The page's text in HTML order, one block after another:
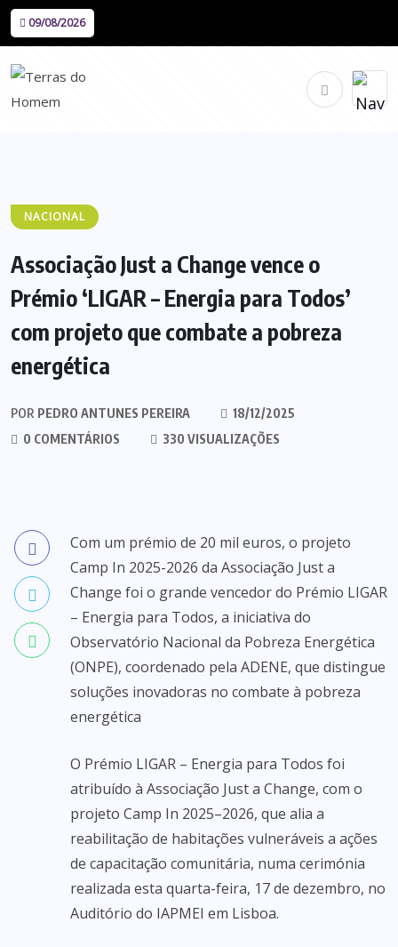
09/08/2026
NACIONAL
Associação Just a Change vence o
Prémio ‘LIGAR – Energia para Todos’
com projeto que combate a pobreza
energética
POR PEDRO ANTUNES PEREIRA
18/12/2025
0 COMENTÁRIOS
330 VISUALIZAÇÕES
Com um prémio de 20 mil euros, o projeto
Camp In 2025-2026 da Associação Just a
Change foi o grande vencedor do Prémio LIGAR
– Energia para Todos, a iniciativa do
Observatório Nacional da Pobreza Energética
(ONPE), coordenado pela ADENE, que distingue
soluções inovadoras no combate à pobreza
energética
O Prémio LIGAR – Energia para Todos foi
atribuído à Associação Just a Change, com o
projeto Camp In 2025–2026, que alia a
reabilitação de habitações vulneráveis a ações
de capacitação comunitária, numa cerimónia
realizada esta quarta-feira, 17 de dezembro, no
Auditório do IAPMEI em Lisboa.